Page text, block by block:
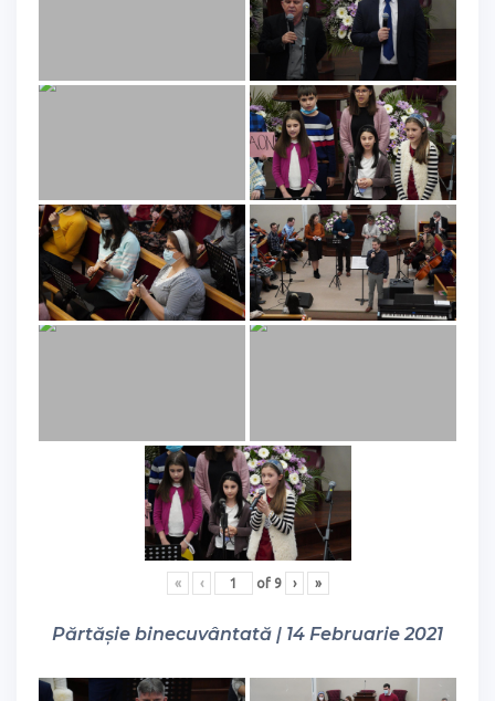
« ‹ of 9 › »
Părtășie binecuvântată | 14 Februarie 2021